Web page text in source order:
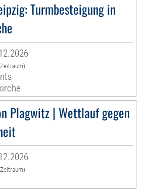
Turmbesteigung in
Plagwitz | Wettlauf gegen